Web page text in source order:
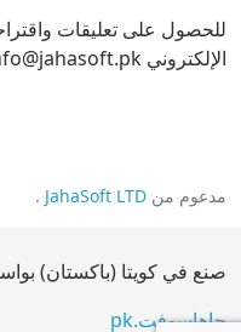
ico ل gif
jpg ل bmp
للحصول على تعليقات
الإلكتروني info@jahasoft.pk
مدعوم من JahaSoft LTD
.
صنع في كويتا (باكستان)
جاهاسوفت.pk